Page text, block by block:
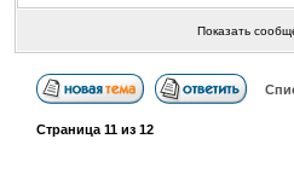
Показать
Страница 11из 12